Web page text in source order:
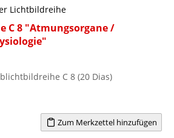
Lichtbildreihe
C 8 "Atmungsorgane /
C 8 (20 Dias)
Zum Merkzettel hinzufügen